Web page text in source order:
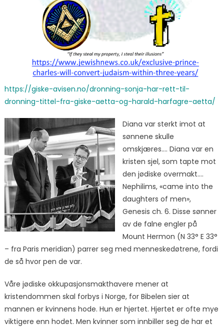
https://giske-avisen.no/dronning-sonja-har-rett-til-
dronning-tittel-fra-giske-aetta-og-harald-harfagre-aetta/
Diana var sterkt imot at
sønnene skulle
omskjæres…. Diana var en
kristen sjel, som tapte mot
den jødiske overmakt….
Nephilims, «came into the
daughters of men»,
Genesis ch. 6. Disse sønner
av de falne engler på
Mount Hermon (N 33° E 33°
– fra Paris meridian) parrer seg med menneskedøtrene, fordi
de så hvor pen de var.
Våre jødiske okkupasjonsmakthavere mener at
kristendommen skal forbys i Norge, for Bibelen sier at
mannen er kvinnens hode. Hun er hjertet. Hjertet er ofte mye
viktigere enn hodet. Men kvinner som innbiller seg de har et